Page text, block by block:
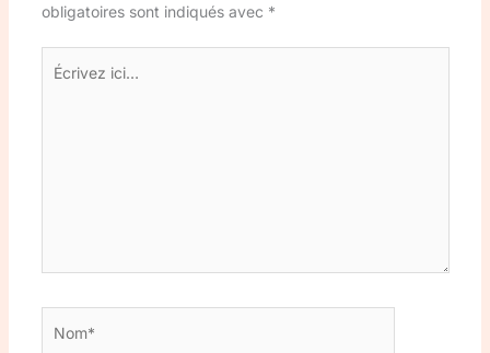
obligatoires sont indiqués avec *
ici…